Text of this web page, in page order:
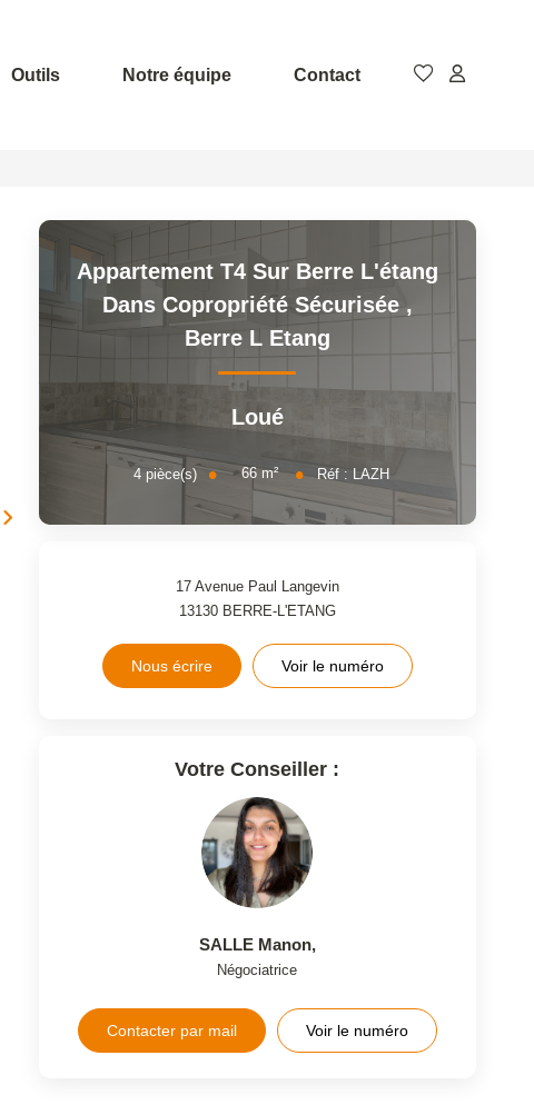
Outils Notre équipe Contact
Appartement T4 Sur Berre L'étang
Dans Copropriété Sécurisée ,
Berre L Etang
Loué
4pièce(s) 66m² Réf : LAZH
17 Avenue Paul Langevin
13130 BERRE-L'ETANG
Nous écrire Voir le numéro
Votre Conseiller :
SALLE Manon,
Négociatrice
Contacter par mail Voir le numéro